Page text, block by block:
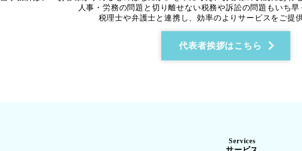
人事・労務の問題と切り離せない税務や訴訟の問題もいち早
税理士や弁護士と連携し、効率のよりサービスをご提
代表者挨拶はこちら
Services